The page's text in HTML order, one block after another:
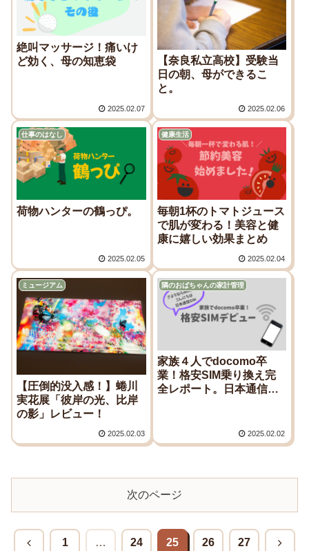
絶叫マッサージ！痛いけ
ど効く、母の知恵袋
2025.02.07
【奈良私立高校】受験当
日の朝、母ができるこ
と。
2025.02.06
仕事のはなし
荷物ハンターの鶴っぴ。
2025.02.05
健康生活
毎朝1杯のトマトジュース
で肌が変わる！美容と健
康に嬉しい効果まとめ
2025.02.04
ミュージアム
【圧倒的没入感！】蜷川
実花展「彼岸の光、比岸
の影」レビュー！
2025.02.03
隣のおばちゃんの家計管理
家族４人でdocomo卒
業！格安SIM乗り換え完
全レポート。日本通信
2025.02.02
次のページ
前 1 … 24 25 26 27 次